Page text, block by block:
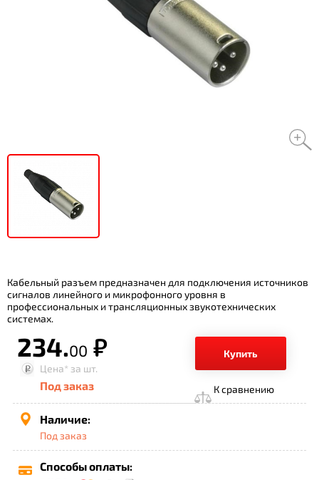
Кабельный разъем предназначен для подключения источников
сигналов линейного и микрофонного уровня в
профессиональных и трансляционных звукотехнических
системах.
234.00 р.
Купить
Цена* за шт.
Под заказ К сравнению
Наличие:
Под заказ
Способы оплаты: